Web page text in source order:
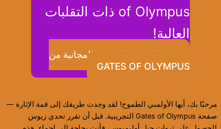
of Olympus ذات التقلبات
العالية!
العب النسخة التجريبية المجانية من
GATES OF OLYMPUS
مرحبًا بك، أيها الأولمبي الطموح! لقد وجدت طريقك إلى قمة الإثارة —
صفحة Gates of Olympus التجريبية. قبل أن تقرر تحدي زيوس